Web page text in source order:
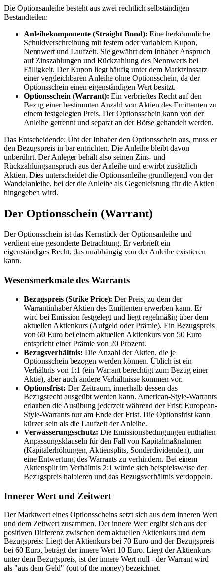
Die Optionsanleihe besteht aus zwei rechtlich selbständigen
Bestandteilen:
Anleihekomponente (Straight Bond): Eine herkömmliche
Schuldverschreibung mit festem oder variablem Kupon,
Nennwert und Laufzeit. Sie gewährt dem Inhaber Anspruch
auf Zinszahlungen und Rückzahlung des Nennwerts bei
Fälligkeit. Der Kupon liegt häufig unter dem Marktzinssatz
einer vergleichbaren Anleihe ohne Optionsschein, da der
Optionsschein einen eigenständigen Wert besitzt.
Optionsschein (Warrant): Ein verbrieftes Recht auf den
Bezug einer bestimmten Anzahl von Aktien des Emittenten zu
einem festgelegten Preis. Der Optionsschein kann von der
Anleihe getrennt und separat an der Börse gehandelt werden.
Das Entscheidende: Übt der Inhaber den Optionsschein aus, muss er
den Bezugspreis in bar entrichten. Die Anleihe bleibt davon
unberührt. Der Anleger behält also seinen Zins- und
Rückzahlungsanspruch aus der Anleihe und erwirbt zusätzlich
Aktien. Dies unterscheidet die Optionsanleihe grundlegend von der
Wandelanleihe, bei der die Anleihe als Gegenleistung für die Aktien
hingegeben wird.
Der Optionsschein (Warrant)
Der Optionsschein ist das Kernstück der Optionsanleihe und
verdient eine gesonderte Betrachtung. Er verbrieft ein
eigenständiges Recht, das unabhängig von der Anleihe existieren
kann.
Wesensmerkmale des Warrants
Bezugspreis (Strike Price): Der Preis, zu dem der
Warrantinhaber Aktien des Emittenten erwerben kann. Er
wird bei Emission festgelegt und liegt regelmäßig über dem
aktuellen Aktienkurs (Aufgeld oder Prämie). Ein Bezugspreis
von 60 Euro bei einem aktuellen Aktienkurs von 50 Euro
entspricht einer Prämie von 20 Prozent.
Bezugsverhältnis: Die Anzahl der Aktien, die je
Optionsschein bezogen werden können. Üblich ist ein
Verhältnis von 1:1 (ein Warrant berechtigt zum Bezug einer
Aktie), aber auch andere Verhältnisse kommen vor.
Optionsfrist: Der Zeitraum, innerhalb dessen das
Bezugsrecht ausgeübt werden kann. American-Style-Warrants
erlauben die Ausübung jederzeit während der Frist; European-
Style-Warrants nur am Ende der Frist. Die Optionsfrist kann
kürzer sein als die Laufzeit der Anleihe.
Verwässerungsschutz: Die Emissionsbedingungen enthalten
Anpassungsklauseln für den Fall von Kapitalmaßnahmen
(Kapitalerhöhungen, Aktiensplits, Sonderdividenden), um
eine Entwertung des Warrants zu verhindern. Bei einem
Aktiensplit im Verhältnis 2:1 würde sich beispielsweise der
Bezugspreis halbieren und das Bezugsverhältnis verdoppeln.
Innerer Wert und Zeitwert
Der Marktwert eines Optionsscheins setzt sich aus dem inneren Wert
und dem Zeitwert zusammen. Der innere Wert ergibt sich aus der
positiven Differenz zwischen dem aktuellen Aktienkurs und dem
Bezugspreis: Liegt der Aktienkurs bei 70 Euro und der Bezugspreis
bei 60 Euro, beträgt der innere Wert 10 Euro. Liegt der Aktienkurs
unter dem Bezugspreis, ist der innere Wert null - der Warrant wird
als "aus dem Geld" (out of the money) bezeichnet.